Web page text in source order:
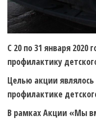
С 20 по 31 января
профилактику
Целью акции
профилактике
В рамках Акции «Мы